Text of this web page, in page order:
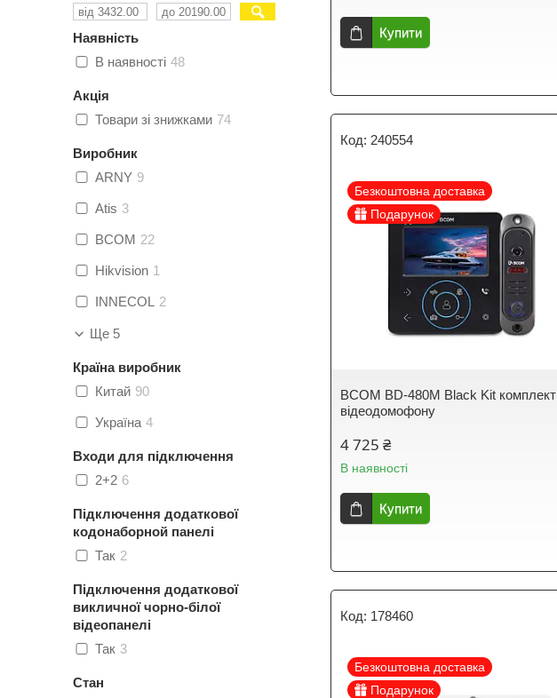
Купити
240554
Безкоштовна доставка
Подарунок
BCOM BD-480M Black Kit комплект
відеодомофону
4 725 ₴
В наявності
Купити
178460
Безкоштовна доставка
Подарунок
Наявність
В наявності 48
Акція
Товари зі знижками 74
Виробник
ARNY 9
Atis 3
BCOM 22
Hikvision 1
INNECOL 2
Ще 5
Країна виробник
Китай 90
Україна 4
Входи для підключення
2+2 6
Підключення додаткової
кодонаборной панелі
Так 2
Підключення додаткової
викличної чорно-білої
відеопанелі
Так 3
Стан